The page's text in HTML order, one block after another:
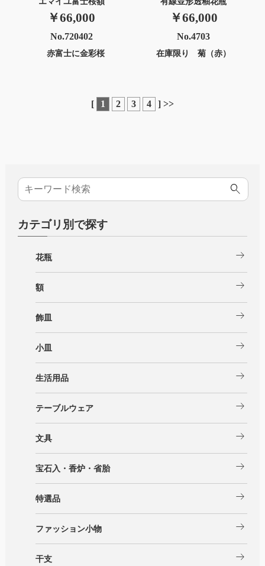
￥66,000
No.720402
赤富士に金彩桜
￥66,000
No.4703
在庫限り 菊（赤）
[ 1 2 3 4 ] >>
カテゴリ別で探す
花瓶 arrow_right_alt
額 arrow_right_alt
飾皿 arrow_right_alt
小皿 arrow_right_alt
生活用品 arrow_right_alt
テーブルウェア arrow_right_alt
文具 arrow_right_alt
宝石入・香炉・省胎 arrow_right_alt
特選品 arrow_right_alt
ファッション小物 arrow_right_alt
干支 arrow_right_alt